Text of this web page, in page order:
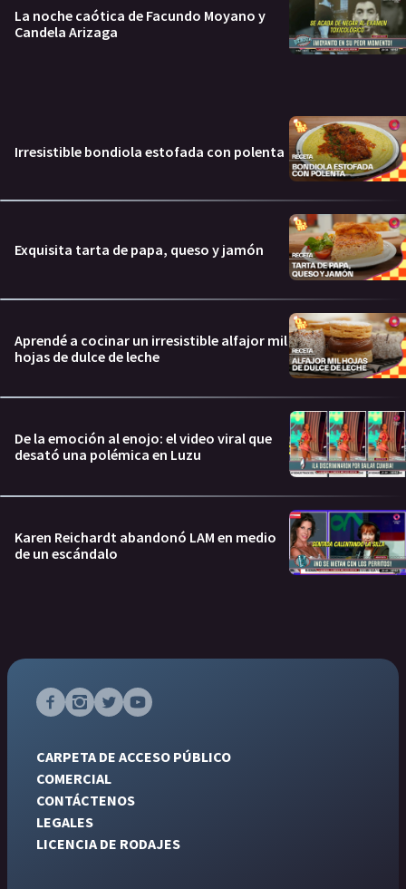
La noche caótica de Facundo Moyano y
Candela Arizaga
Irresistible bondiola estofada con polenta
Exquisita tarta de papa, queso y jamón
Aprendé a cocinar un irresistible alfajor mil
hojas de dulce de leche
De la emoción al enojo: el video viral que
desató una polémica en Luzu
Karen Reichardt abandonó LAM en medio
de un escándalo
CARPETA DE ACCESO PÚBLICO
COMERCIAL
CONTÁCTENOS
LEGALES
LICENCIA DE RODAJES